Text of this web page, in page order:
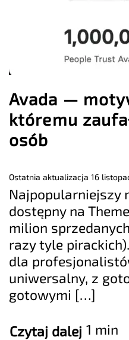
Avada —
któremu
osób
Ostatnia aktualizacja16
Najpopularniejszy
dostępny na
milion
razy tyle
dla
uniwersalny, z
gotowymi […]
Czytaj dalej 1 min